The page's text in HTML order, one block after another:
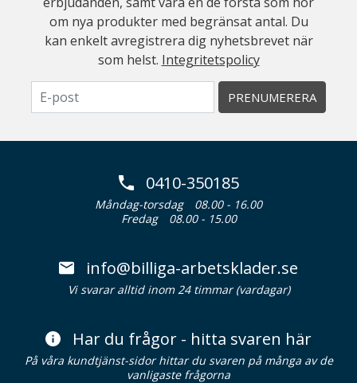
om nya produkter med begränsat antal. Du
kan enkelt avregistrera dig nyhetsbrevet när
som helst. Integritetspolicy
PRENUMERERA
0410-350185
Måndag-torsdag
08.00 - 16.00
Fredag
08.00 - 15.00
info@billiga-arbetsklader.se
Vi svarar alltid inom 24 timmar (vardagar)
Har du frågor - hitta svaren här
På våra kundtjänst-sidor hittar du svaren på många av de
vanligaste frågorna